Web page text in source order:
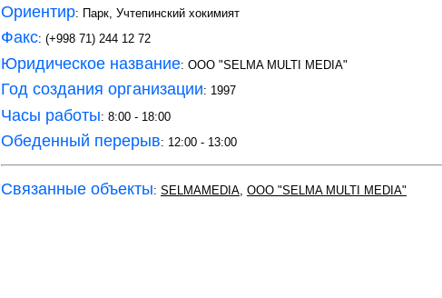
Ориентир: Парк, Учтепинский хокимият
Факс: (+998 71) 244 12 72
Юридическое название: OOO "SELMA MULTI MEDIA"
Год создания организации: 1997
Часы работы: 8:00 - 18:00
Обеденный перерыв: 12:00 - 13:00
Связанные объекты: SELMAMEDIA, OOO "SELMA MULTI MEDIA"